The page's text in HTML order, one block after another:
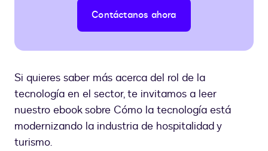
Contáctanos ahora
Si quieres saber más acerca del rol de la
tecnología en el sector, te invitamos a leer
nuestro ebook sobre Cómo la tecnología está
modernizando la industria de hospitalidad y
turismo.